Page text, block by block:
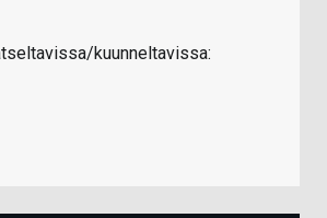
kuunneltavissa: